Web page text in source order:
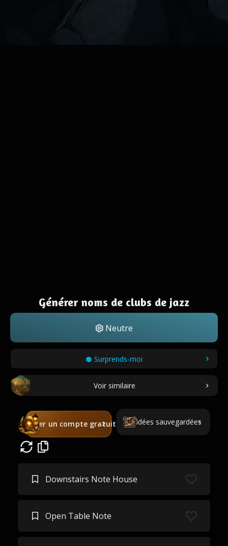
Générer noms de clubs de jazz
Neutre
Surprends-moi
Voir similaire
Créer un compte gratuit Idées sauvegardées
Downstairs Note House
Open Table Note